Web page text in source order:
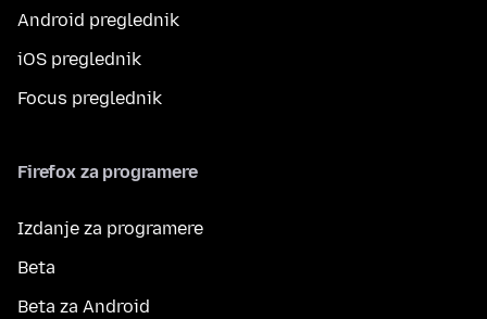
Android preglednik
iOS preglednik
Focus preglednik
Firefox za programere
Izdanje za programere
Beta
Beta za Android